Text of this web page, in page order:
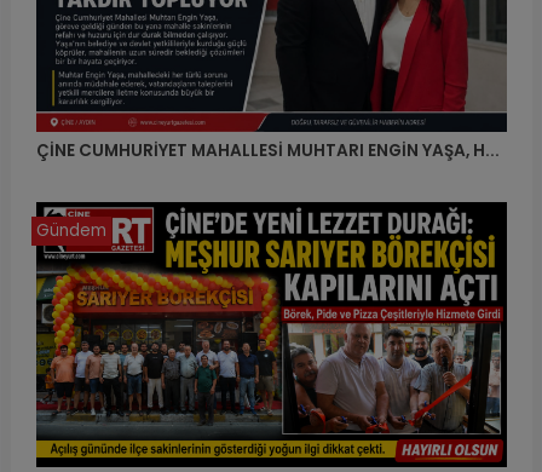
ÇİNE CUMHURİYET MAHALLESİ MUHTARI ENGİN YAŞA, H...
Gündem